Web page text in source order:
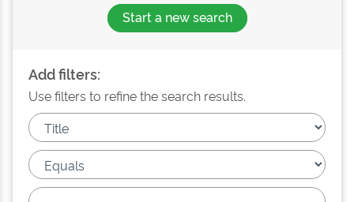
Start a new search
Add filters:
Use filters to refine the search results.